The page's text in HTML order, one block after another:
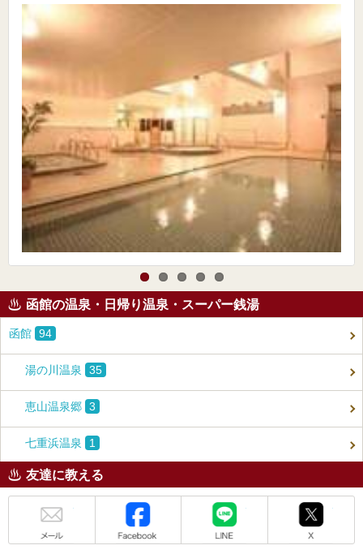
函館の温泉・日帰り温泉・スーパー銭湯
函館 94
湯の川温泉 35
恵山温泉郷 3
七重浜温泉 1
友達に教える